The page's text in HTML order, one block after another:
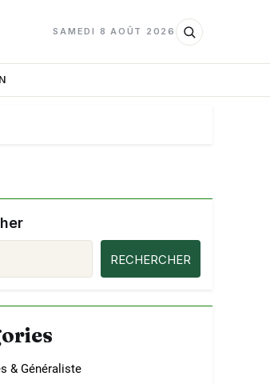
SAMEDI 8 AOÛT 2026
RECHERCHER
& Généraliste